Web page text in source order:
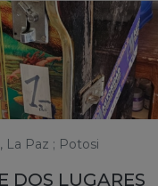
La Paz ; Potosi
DOS LUGARES